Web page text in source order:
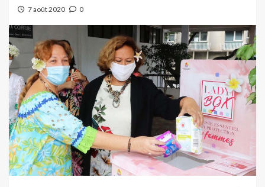
7 août 2020 0